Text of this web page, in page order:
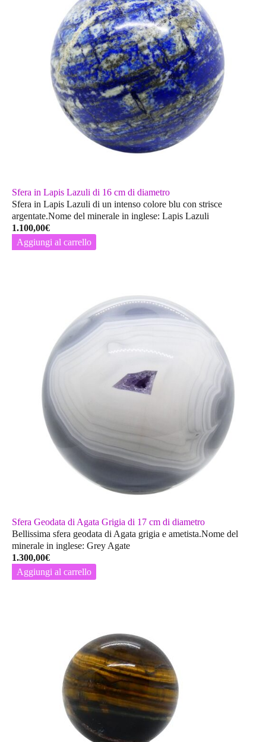
Sfera in Lapis Lazuli di 16 cm di diametro
Sfera in Lapis Lazuli di un intenso colore blu con strisce
argentate.Nome del minerale in inglese: Lapis Lazuli
1.100,00€
Aggiungi al carrello
Sfera Geodata di Agata Grigia di 17 cm di diametro
Bellissima sfera geodata di Agata grigia e ametista.Nome del
minerale in inglese: Grey Agate
1.300,00€
Aggiungi al carrello